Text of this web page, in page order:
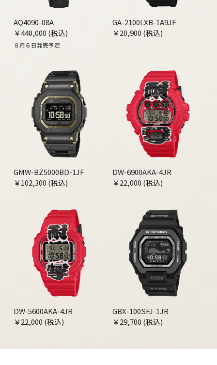
AQ4090-08A
￥440,000 (税込)
８月６日発売予定
GA-2100LXB-1A9JF
￥20,900 (税込)
GMW-BZ5000BD-1JF
￥102,300 (税込)
DW-6900AKA-4JR
￥22,000 (税込)
DW-5600AKA-4JR
￥22,000 (税込)
GBX-100SFJ-1JR
￥29,700 (税込)